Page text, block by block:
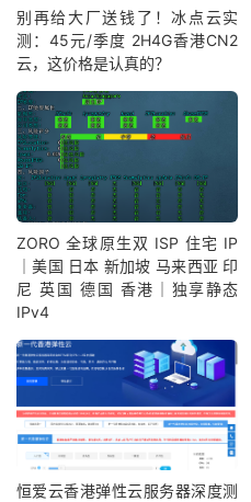
别再给大厂送钱了！冰点云实
测：45元/季度 2H4G香港CN2
云，这价格是认真的？
ZORO 全球原生双 ISP 住宅 IP
｜美国 日本 新加坡 马来西亚 印
尼 英国 德国 香港｜独享静态
IPv4
恒爱云香港弹性云服务器深度测